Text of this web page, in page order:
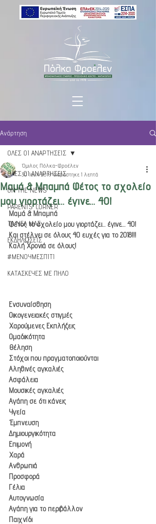
Ανάρτηση
ΟΛΕΣ ΟΙ ΑΝΑΡΤΗΣΕΙΣ
ON THE NEWS
PARENTS' CORNER
ΤΑ ΝΕΑ ΜΑΣ
ΕΚΔΗΛΩΣΕΙΣ
#ΜΕΝΟΥΜΕΣΠΙΤΙ
ΚΑΤΑΣΚΕΥΕΣ ΜΕ ΠΗΛΟ
ΟΛΕΣ ΟΙ ΑΝΑΡΤΗΣΕΙΣ
Μαμά & Μπαμπά Φέτος το σχολείο
μου γιορτάζει… έγινε… 40!
Όμιλος Πόλκα-Φροέλεν
30 Ιουλ 2019 διαβάστηκε 1 λεπτά
Μαμά & Μπαμπά
Φέτος το σχολείο μου γιορτάζει… έγινε… 40!
Και στέλνει σε όλους 40 ευχές για το 2018!!!
Καλή Χρονιά σε όλους!
Ενσυναίσθηση
Οικογενειακές στιγμές
Χαρούμενες Εκπλήξεις
Ομαδικότητα
Θέληση
Στόχοι που πραγματοποιούνται
Αληθινές αγκαλιές
Ασφάλεια
Μουσικές αγκαλιές
Αγάπη σε ότι κάνεις
Υγεία
Έμπνευση
Δημιουργικότητα
Επιμονή
Χαρά
Ανθρωπιά
Προσφορά
Γέλια
Αυτογνωσία
Αγάπη για το περιβάλλον
Παιχνίδι